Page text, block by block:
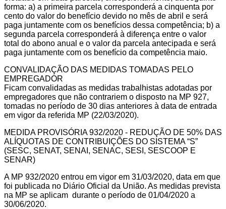
forma: a) a primeira parcela corresponderá a cinquenta por
cento do valor do benefício devido no mês de abril e será
paga juntamente com os benefícios dessa competência; b) a
segunda parcela corresponderá à diferença entre o valor
total do abono anual e o valor da parcela antecipada e será
paga juntamente com os benefício da competência maio.
CONVALIDAÇÃO DAS MEDIDAS TOMADAS PELO
EMPREGADOR
Ficam convalidadas as medidas trabalhistas adotadas por
empregadores que não contrariem o disposto na MP 927,
tomadas no período de 30 dias anteriores à data de entrada
em vigor da referida MP (22/03/2020).
MEDIDA PROVISÓRIA 932/2020 - REDUÇÃO DE 50% DAS
ALÍQUOTAS DE CONTRIBUIÇÕES DO SISTEMA “S”
(SESC, SENAT, SENAI, SENAC, SESI, SESCOOP E
SENAR)
A MP 932/2020 entrou em vigor em 31/03/2020, data em que
foi publicada no Diário Oficial da União. As medidas prevista
na MP se aplicam durante o período de 01/04/2020 a
30/06/2020.